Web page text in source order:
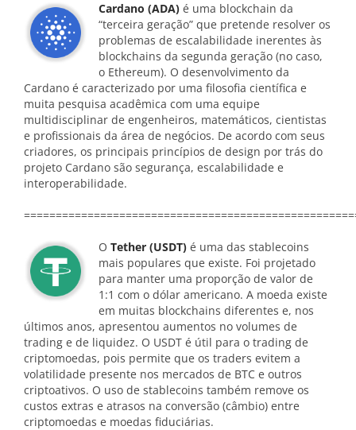
Cardano (ADA) é uma blockchain da
“terceira geração” que pretende resolver os
problemas de escalabilidade inerentes às
blockchains da segunda geração (no caso,
o Ethereum). O desenvolvimento da
Cardano é caracterizado por uma filosofia científica e
muita pesquisa acadêmica com uma equipe
multidisciplinar de engenheiros, matemáticos, cientistas
e profissionais da área de negócios. De acordo com seus
criadores, os principais princípios de design por trás do
projeto Cardano são segurança, escalabilidade e
interoperabilidade.
OTether (USDT) é uma das stablecoins
mais populares que existe. Foi projetado
para manter uma proporção de valor de
1:1 com o dólar americano. A moeda existe
em muitas blockchains diferentes e, nos
últimos anos, apresentou aumentos no volumes de
trading e de liquidez. O USDT é útil para o trading de
criptomoedas, pois permite que os traders evitem a
volatilidade presente nos mercados de BTC e outros
criptoativos. O uso de stablecoins também remove os
custos extras e atrasos na conversão (câmbio) entre
criptomoedas e moedas fiduciárias.